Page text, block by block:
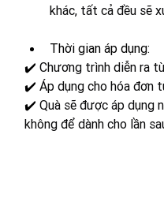
khác, tất cả đều sẽ
Thời gian áp dụng:
✔️ Chương trình diễn ra
✔️ Áp dụng cho hóa đơn
✔️ Quà sẽ được áp dụng
không để dành cho lần